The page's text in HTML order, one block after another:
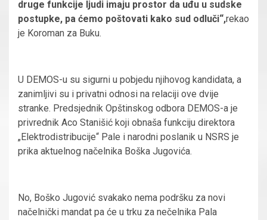
druge funkcije ljudi imaju prostor da uđu u sudske
postupke, pa ćemo poštovati kako sud odluči“,rekao
je Koroman za Buku.
U DEMOS-u su sigurni u pobjedu njihovog kandidata, a
zanimljivi su i privatni odnosi na relaciji ove dvije
stranke. Predsjednik Opštinskog odbora DEMOS-a je
privrednik Aco Stanišić koji obnaša funkciju direktora
„Elektrodistribucije“ Pale i narodni poslanik u NSRS je
prika aktuelnog načelnika Boška Jugovića.
No, Boško Jugović svakako nema podršku za novi
načelnički mandat pa će u trku za nečelnika Pala